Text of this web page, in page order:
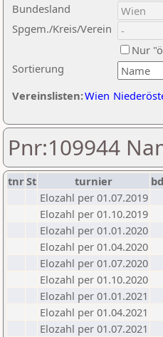
Sortierung
Bundesland
Spgem./Kreis/Verein
Nur
Vereinslisten:Wien
Pnr:109944
tnrSt turnier
Elozahl per 01.07.2019
Elozahl per 01.10.2019
Elozahl per 01.01.2020
Elozahl per 01.04.2020
Elozahl per 01.07.2020
Elozahl per 01.10.2020
Elozahl per 01.01.2021
Elozahl per 01.04.2021
Elozahl per 01.07.2021